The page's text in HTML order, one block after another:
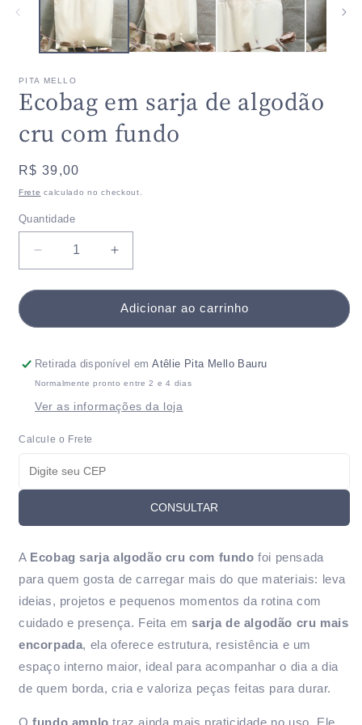
modal
PITA MELLO
Ecobag em sarja de algodão
cru com fundo
Preço
normal
R$ 39,00
Frete calculado no checkout.
Quantidade
Quantidade
Diminuir
a
quantidade
Ecobag
sarja
cru
fundo
Aumentar
a
quantidade
de
Ecobag
sarja
cru
Adicionar ao carrinho
Retirada disponível emAtêlie Pita Mello Bauru
Normalmente pronto entre 2 e 4 dias
Ver as informações da loja
Calcule o Frete
CONSULTAR
A Ecobag sarja algodão cru com fundo foi pensada
para quem gosta de carregar mais do que materiais: leva
ideias, projetos e pequenos momentos da rotina com
cuidado e presença. Feita emsarja de algodão cru mais
encorpada, ela oferece estrutura, resistência e um
espaço interno maior, ideal para acompanhar o dia a dia
de quem borda, cria e valoriza peças feitas para durar.
Ofundo amplotraz ainda mais praticidade no uso. Ele